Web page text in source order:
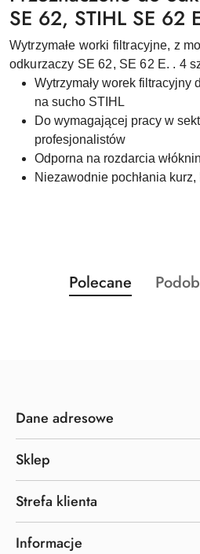
SE 62, STIHL SE 62
Wytrzymałe worki filtracyjne, z
odkurzaczy SE 62, SE 62 E. . 4
Wytrzymały worek filtracyjny
na sucho STIHL
Do wymagającej pracy w
profesjonalistów
Odporna na rozdarcia
Niezawodnie pochłania kurz,
Pomiń karuzelę
Produkty
o
Polecane
Dane adresowe
Sklep
Strefa klienta
Informacje